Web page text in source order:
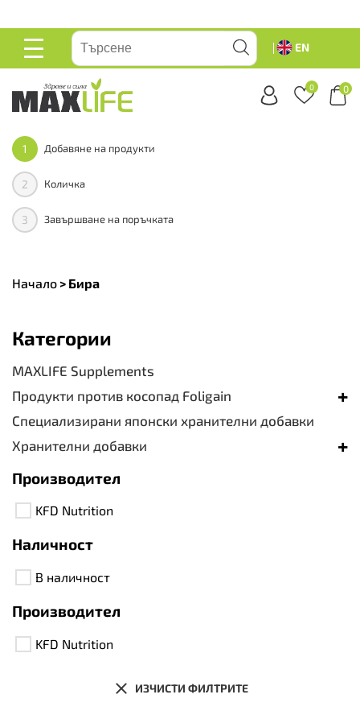
ОСНОВНО
EN
0 0
1 Добавяне на продукти
2 Количка
3 Завършване на поръчката
Начало > Бира
Категории
MAXLIFE Supplements
Продукти против косопад Foligain
+
Специализирани японски хранителни добавки
Хранителни добавки
+
Производител
KFD Nutrition
Наличност
В наличност
Производител
KFD Nutrition
ИЗЧИСТИ ФИЛТРИТЕ